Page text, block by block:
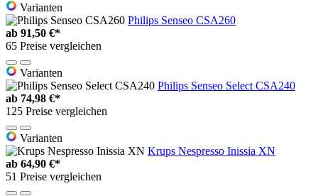
Varianten
Philips Senseo CSA260
ab 91,50 €*
65 Preise vergleichen
Varianten
Philips Senseo Select CSA240
ab 74,98 €*
125 Preise vergleichen
Varianten
Krups Nespresso Inissia XN
ab 64,90 €*
51 Preise vergleichen